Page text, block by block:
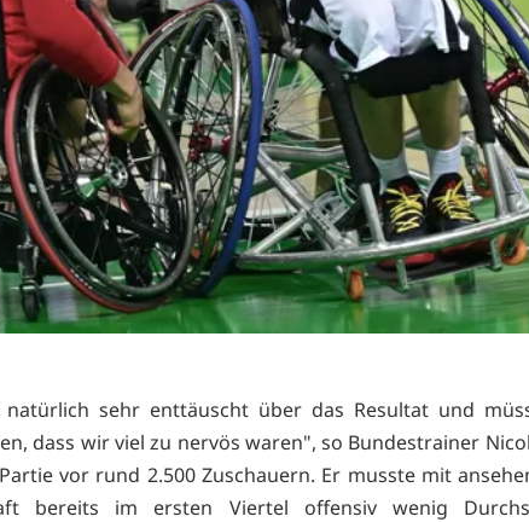
sehr enttäuscht über das Resultat und
dass wir viel zu nervös waren", so Bundestrainer
vor rund 2.500 Zuschauern. Er musste mit
bereits im ersten Viertel offensiv wenig